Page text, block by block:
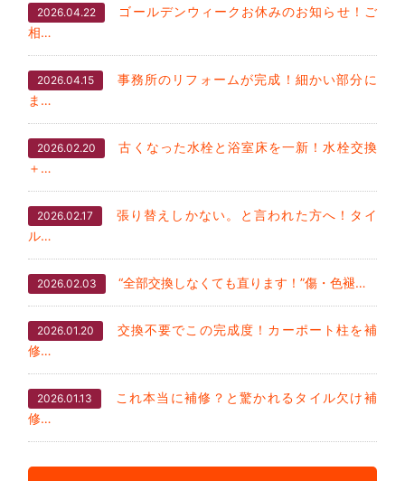
2026.04.22
ゴールデンウィークお休みのお知らせ！ご
相…
2026.04.15
事務所のリフォームが完成！細かい部分に
ま…
2026.02.20
古くなった水栓と浴室床を一新！水栓交換
＋…
2026.02.17
張り替えしかない。と言われた方へ！タイ
ル…
2026.02.03 “全部交換しなくても直ります！”傷・色褪…
2026.01.20
交換不要でこの完成度！カーポート柱を補
修…
2026.01.13
これ本当に補修？と驚かれるタイル欠け補
修…